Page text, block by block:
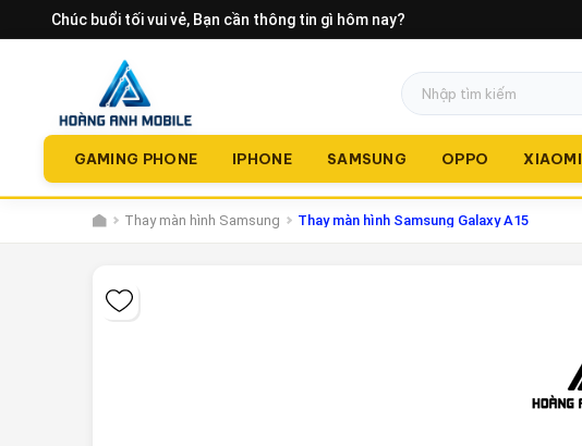
Chúc buổi tối vui vẻ, Bạn cần thông tin gì hôm nay?
GAMING PHONE IPHONE SAMSUNG OPPO XIAOMI
Thay màn hình Samsung Thay màn hình Samsung Galaxy A15